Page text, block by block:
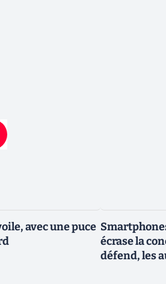
avec une puce
écrase la
défend, les